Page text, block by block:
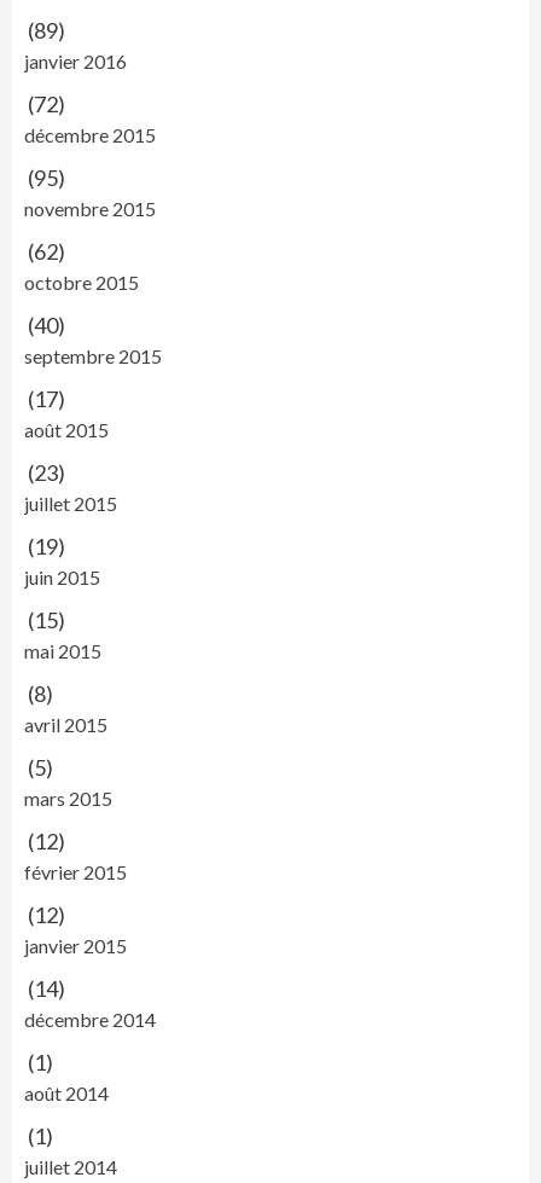
(89)
janvier 2016
(72)
décembre 2015
(95)
novembre 2015
(62)
octobre 2015
(40)
septembre 2015
(17)
août 2015
(23)
juillet 2015
(19)
juin 2015
(15)
mai 2015
(8)
avril 2015
(5)
mars 2015
(12)
février 2015
(12)
janvier 2015
(14)
décembre 2014
(1)
août 2014
(1)
juillet 2014